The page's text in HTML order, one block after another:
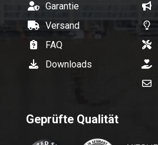
Garantie
Versand
FAQ
Downloads
Geprüfte Qualität